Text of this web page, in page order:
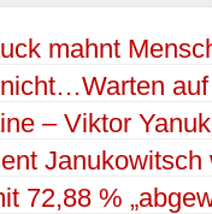
mahnt
– Viktor
Janukowitsch
72,88 %